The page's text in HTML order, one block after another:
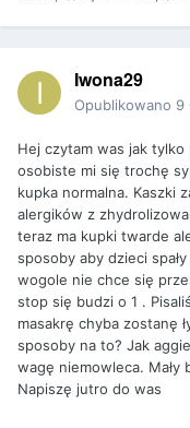
Iwona29
Opublikowano 9
Hej czytam was jak
osobiste mi się trochę
kupka normalna. Kaszki
alergików z
teraz ma kupki twarde
sposoby aby dzieci
wogole nie chce się
stop się budzi o 1 .
masakrę chyba zostanę
sposoby na to? Jak
wagę niemowleca. Mały
Napiszę jutro do was